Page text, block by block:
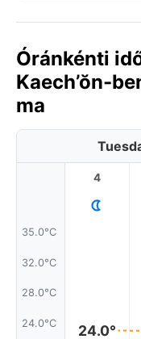
Óránkénti
Kaech’ŏn-
ma
35.0°C
32.0°C
28.0°C
24.0°C
4
24.0°